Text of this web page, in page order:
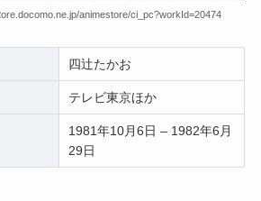
animestore/ci_pc?workId=20474
四辻たかお
テレビ東京ほか
1981年10月6日 – 1982年6月
29日